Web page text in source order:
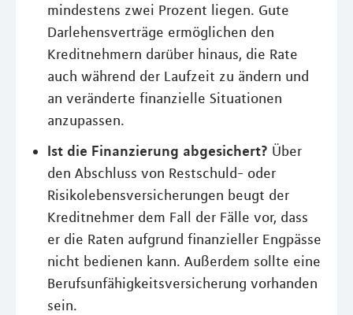
mindestens zwei Prozent liegen. Gute
Darlehensverträge ermöglichen den
Kreditnehmern darüber hinaus, die Rate
auch während der Laufzeit zu ändern und
an veränderte finanzielle Situationen
anzupassen.
Ist die Finanzierung abgesichert? Über
den Abschluss von Restschuld- oder
Risikolebensversicherungen beugt der
Kreditnehmer dem Fall der Fälle vor, dass
er die Raten aufgrund finanzieller Engpässe
nicht bedienen kann. Außerdem sollte eine
Berufsunfähigkeitsversicherung vorhanden
sein.